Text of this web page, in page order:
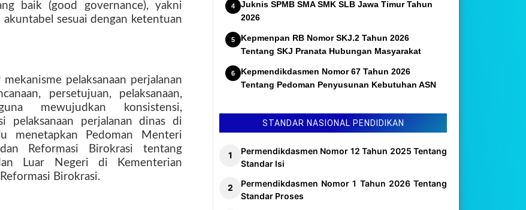
baik (good governance), yakni
sesuai dengan ketentuan
pelaksanaan perjalanan
persetujuan, pelaksanaan,
mewujudkan konsistensi,
pelaksanaan perjalanan dinas di
menetapkan Pedoman Menteri
Reformasi Birokrasi tentang
Luar Negeri di Kementerian
Birokrasi.
Juknis SPMB SMA SMK SLB Jawa Timur Tahun
2026
Kepmenpan RB Nomor SKJ.2 Tahun 2026
Tentang SKJ Pranata Hubungan Masyarakat
Kepmendikdasmen Nomor 67 Tahun 2026
Tentang Pedoman Penyusunan Kebutuhan ASN
STANDAR NASIONAL PENDIDIKAN
Permendikdasmen Nomor 12 Tahun 2025 Tentang
Standar Isi
Permendikdasmen Nomor 1 Tahun 2026 Tentang
Standar Proses